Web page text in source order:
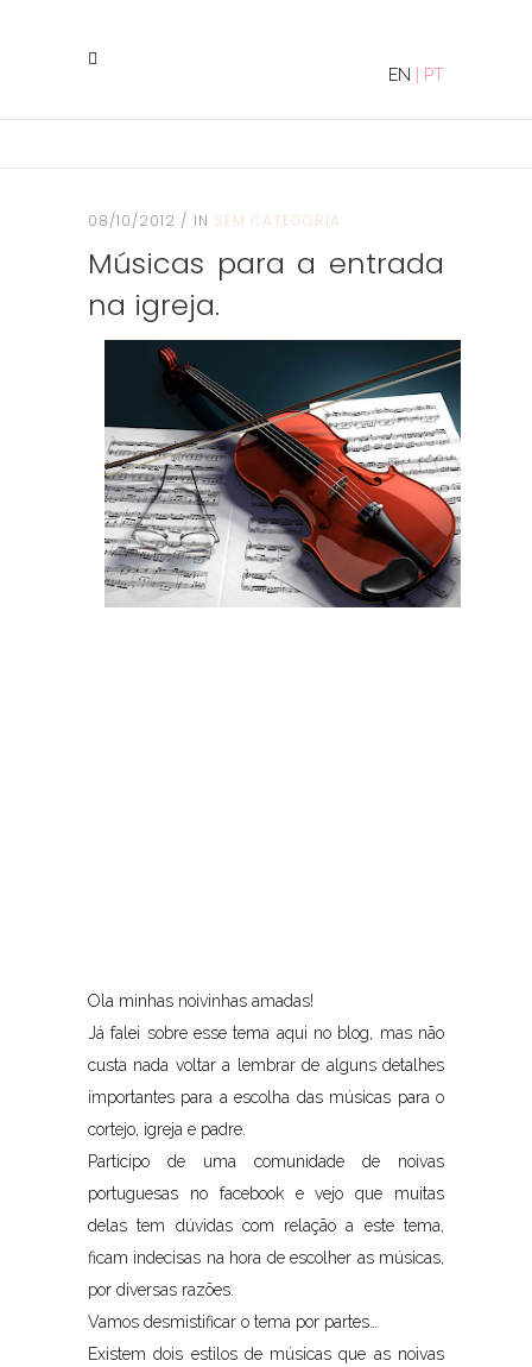
EN PT
08/10/2012 IN SEM CATEGORIA
Músicas para a entrada
na igreja.
Ola minhas noivinhas amadas!
Já falei sobre esse tema aqui no blog, mas não
custa nada voltar a lembrar de alguns detalhes
importantes para a escolha das músicas para o
cortejo, igreja e padre.
Participo de uma comunidade de noivas
portuguesas no facebook e vejo que muitas
delas tem dúvidas com relação a este tema,
ficam indecisas na hora de escolher as músicas,
por diversas razões.
Vamos desmistificar o tema por partes…
Existem dois estilos de músicas que as noivas